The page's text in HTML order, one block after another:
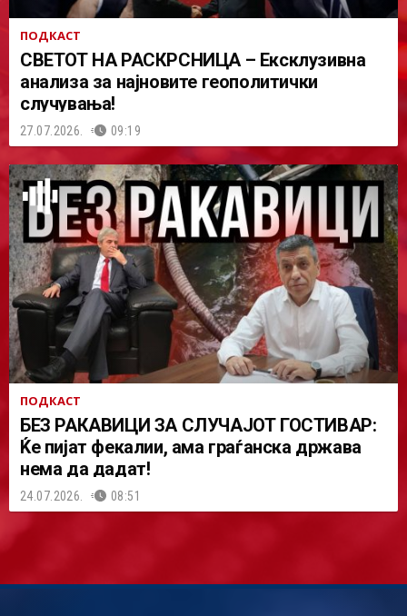
ПОДКАСТ
СВЕТОТ НА РАСКРСНИЦА – Ексклузивна
анализа за најновите геополитички
случувања!
27.07.2026. 09:19
ПОДКАСТ
БЕЗ РАКАВИЦИ ЗА СЛУЧАЈОТ ГОСТИВАР:
Ќе пијат фекалии, ама граѓанска држава
нема да дадат!
24.07.2026. 08:51